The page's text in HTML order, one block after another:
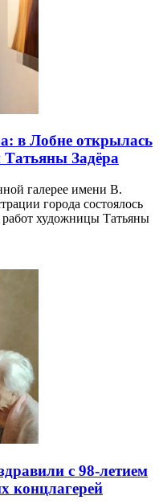
в Лобне открылась
Задёра
галерее имени В.
города состоялось
художницы Татьяны
с 98-летием
концлагерей